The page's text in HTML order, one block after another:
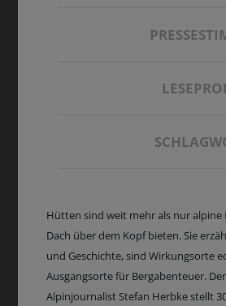
Hütten sind weit mehr als nur alpine
Dach über dem Kopf bieten. Sie
und Geschichte, sind Wirkungsorte
Ausgangsorte für Bergabenteuer.
Alpinjournalist Stefan Herbke stellt